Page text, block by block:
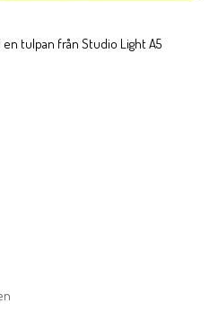
tulpan från Studio Light A5